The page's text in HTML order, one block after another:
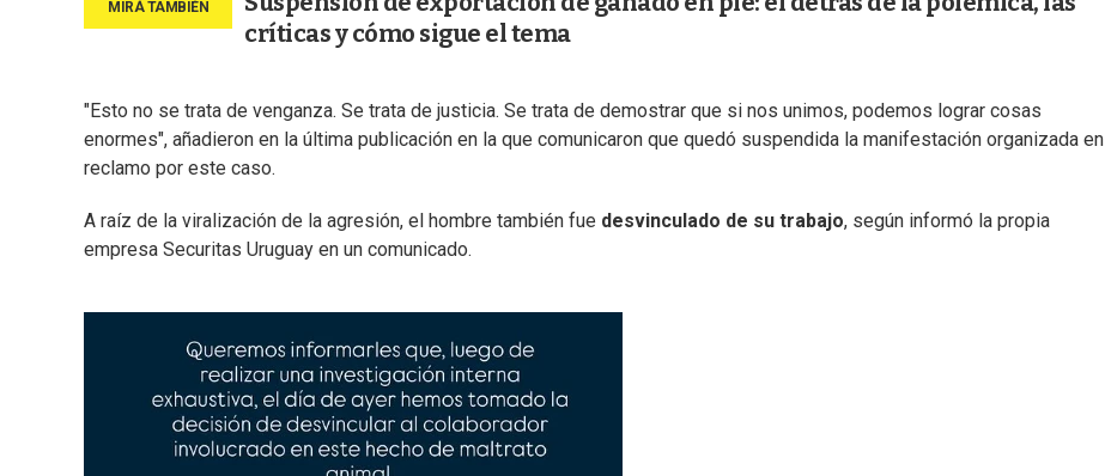
críticas y cómo sigue el tema
"Esto no se trata de venganza. Se trata de justicia. Se trata de demostrar que si nos unimos, podemos lograr cosas
enormes", añadieron en la última publicación en la que comunicaron que quedó suspendida la manifestación organizada en
reclamo por este caso.
A raíz de la viralización de la agresión, el hombre también fue desvinculado de su trabajo, según informó la propia
empresa Securitas Uruguay en un comunicado.